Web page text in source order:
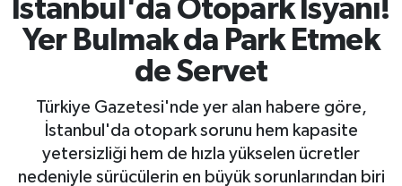
İstanbul'da Otopark İsyanı!
Yer Bulmak da Park Etmek
de Servet
Türkiye Gazetesi'nde yer alan habere göre,
İstanbul'da otopark sorunu hem kapasite
yetersizliği hem de hızla yükselen ücretler
nedeniyle sürücülerin en büyük sorunlarından biri
İş Dünyası
Otovitrin
Asayiş
Tüm Manşetler
Son Dakika Haberleri
Haber Arşivi